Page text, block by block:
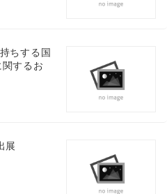
ちする国
するお
展